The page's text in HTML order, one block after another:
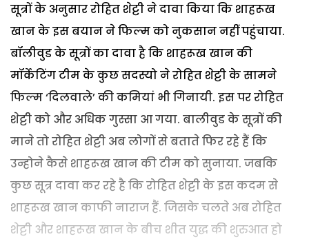
सूत्रों के अनुसार रोहित शेट्टी ने दावा किया कि शाहरूख
खान के इस बयान ने फिल्म को नुकसान नहीं पहुंचाया.
बॉलीवुड के सूत्रों का दावा है कि शाहरूख खान की
मॉर्केटिंग टीम के कुछ सदस्यो ने रोहित शेट्टी के सामने
फिल्म ‘दिलवाले’ की कमियां भी गिनायी. इस पर रोहित
शेट्टी को और अधिक गुस्सा आ गया. बालीवुड के सूत्रों की
माने तो रोहित शेट्टी अब लोगों से बताते फिर रहे हैं कि
उन्होने कैसे शाहरूख खान की टीम को सुनाया. जबकि
कुछ सूत्र दावा कर रहे है कि रोहित शेट्टी के इस कदम से
शाहरूख खान काफी नाराज हैं. जिसके चलते अब रोहित
शेट्टी और शाहरूख खान के बीच शीत युद्ध की शुरुआत हो